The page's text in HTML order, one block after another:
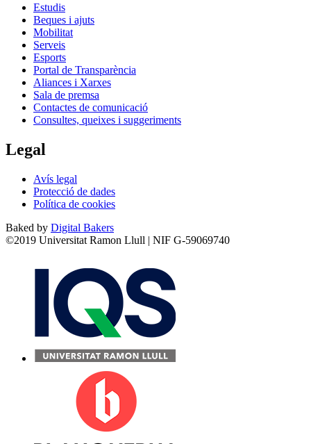
Estudis
Beques i ajuts
Mobilitat
Serveis
Esports
Portal de Transparència
Aliances i Xarxes
Sala de premsa
Contactes de comunicació
Consultes, queixes i suggeriments
Legal
Avís legal
Protecció de dades
Política de cookies
Baked by Digital Bakers
©2019 Universitat Ramon Llull | NIF G-59069740